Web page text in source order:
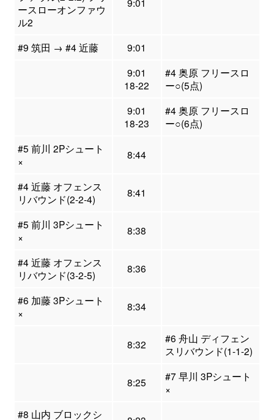
ースローオンファウ
ル2
#9 筑田 → #4 近藤
9:01
9:01
18-22
#4 奥原 フリースロ
ー○(5点)
9:01
18-23
#4 奥原 フリースロ
ー○(6点)
#5 前川 2Pシュート
×
8:44
#4 近藤 オフェンス
リバウンド(2-2-4)
8:41
#5 前川 3Pシュート
×
8:38
#4 近藤 オフェンス
リバウンド(3-2-5)
8:36
#6 加藤 3Pシュート
×
8:34
8:32
#6 舟山 ディフェン
スリバウンド(1-1-2)
8:25
#7 早川 3Pシュート
×
#8 山内 ブロックシ